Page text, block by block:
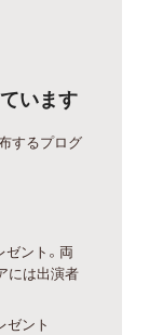
います
するプログ
ント。両
には出演者
ゼント